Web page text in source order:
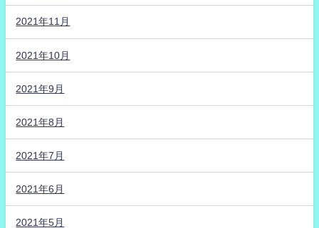
2021年11月
2021年10月
2021年9月
2021年8月
2021年7月
2021年6月
2021年5月